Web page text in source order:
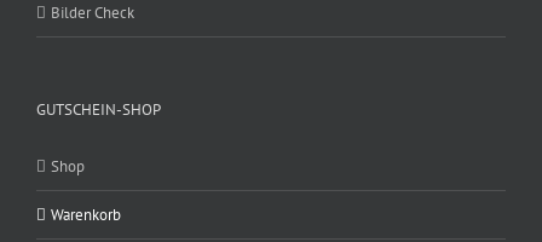
Bilder Check
GUTSCHEIN-SHOP
Shop
Warenkorb